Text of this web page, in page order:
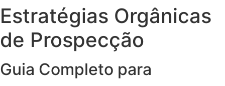
Estratégias Orgânicas
de Prospecção
Guia Completo para